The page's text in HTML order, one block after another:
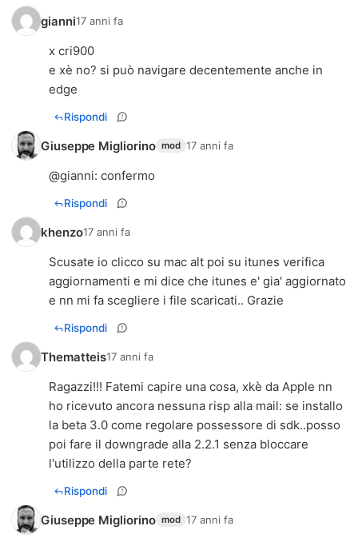
gianni17 anni fa
x cri900
e xè no? si può navigare decentemente anche in
edge
Rispondi
Giuseppe Migliorino mod 17 anni fa
@gianni: confermo
Rispondi
khenzo17 anni fa
Scusate io clicco su mac alt poi su itunes verifica
aggiornamenti e mi dice che itunes e' gia' aggiornato
e nn mi fa scegliere i file scaricati.. Grazie
Rispondi
Thematteis17 anni fa
Ragazzi!!! Fatemi capire una cosa, xkè da Apple nn
ho ricevuto ancora nessuna risp alla mail: se installo
la beta 3.0 come regolare possessore di sdk..posso
poi fare il downgrade alla 2.2.1 senza bloccare
l'utilizzo della parte rete?
Rispondi
Giuseppe Migliorino mod 17 anni fa